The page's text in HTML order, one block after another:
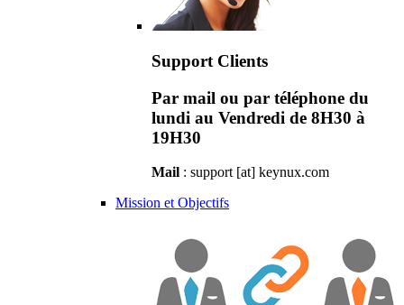
Support Clients
Par mail ou par téléphone du
lundi au Vendredi de 8H30 à
19H30
Mail : support [at] keynux.com
Mission et Objectifs